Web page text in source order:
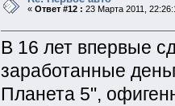
« Ответ #12 : 23 Марта 2011,
В 16 лет впервые
заработанные
Планета 5",